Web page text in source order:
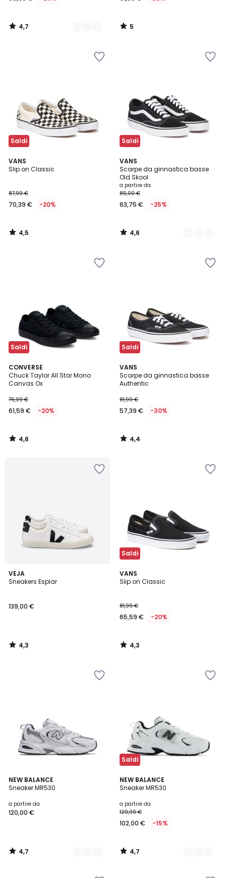
4,7
/
5
/
Saldi
VANS
Slip on Classic
87,99 €
70,39 € -20%
4,5
/ 5
4,5
/
Saldi
VANS
Scarpe da ginnastica basse
Old Skool
a partire da
85,00 €
63,75 € -25%
4,6
/ 5
2
Colori
4,6
/
Saldi
CONVERSE
Chuck Taylor All Star Mono
Canvas Ox
76,99 €
61,59 € -20%
4,6
/ 5
4,6
/
Saldi
VANS
Scarpe da ginnastica basse
Authentic
81,99 €
57,39 € -30%
4,4
/ 5
4,4
/
VEJA
Sneakers Esplar
139,00 €
4,3
/ 5
4,3
/
Saldi
VANS
Slip on Classic
81,99 €
65,59 € -20%
4,3
/ 5
4,3
/
NEW BALANCE
Sneaker MR530
a partire da
120,00 €
4,7
/ 5
2
Colori
4,7
/
Saldi
NEW BALANCE
Sneaker MR530
a partire da
120,00 €
102,00 € -15%
4,7
/ 5
2
Colori
4,7
/